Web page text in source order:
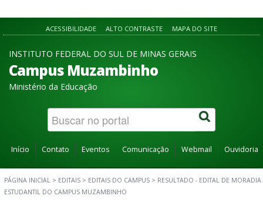
ACESSIBILIDADE ALTO CONTRASTE MAPA DO SITE
INSTITUTO FEDERAL DO SUL DE MINAS GERAIS
Campus Muzambinho
Ministério da Educação
Início Contato Eventos Comunicação Webmail Ouvidoria
PÁGINA INICIAL > EDITAIS > EDITAIS DO CAMPUS > RESULTADO - EDITAL DE MORADIA
ESTUDANTIL DO CAMPUS MUZAMBINHO